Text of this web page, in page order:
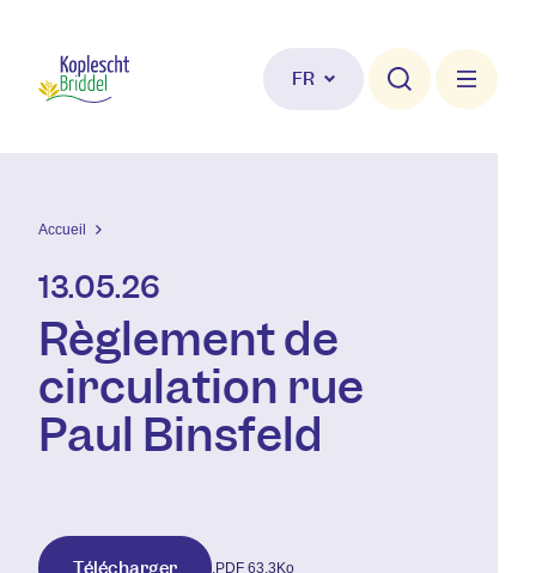
FR
Accueil
13.05.26
Règlement de
circulation rue
Paul Binsfeld
Télécharger .PDF 63.3Ko